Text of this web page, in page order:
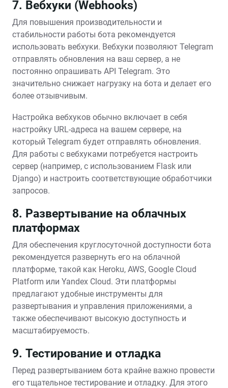
7. Вебхуки (Webhooks)
Для повышения производительности и
стабильности работы бота рекомендуется
использовать вебхуки. Вебхуки позволяют Telegram
отправлять обновления на ваш сервер, а не
постоянно опрашивать API Telegram. Это
значительно снижает нагрузку на бота и делает его
более отзывчивым.
Настройка вебхуков обычно включает в себя
настройку URL-адреса на вашем сервере, на
который Telegram будет отправлять обновления.
Для работы с вебхуками потребуется настроить
сервер (например, с использованием Flask или
Django) и настроить соответствующие обработчики
запросов.
8. Развертывание на облачных
платформах
Для обеспечения круглосуточной доступности бота
рекомендуется развернуть его на облачной
платформе, такой как Heroku, AWS, Google Cloud
Platform или Yandex Cloud. Эти платформы
предлагают удобные инструменты для
развертывания и управления приложениями, а
также обеспечивают высокую доступность и
масштабируемость.
9. Тестирование и отладка
Перед развертыванием бота крайне важно провести
его тщательное тестирование и отладку. Для этого